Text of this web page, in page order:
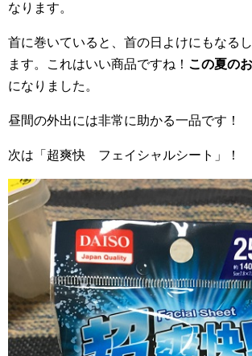
なります。
首に巻いていると、首の日よけにもなる
ます。これはいい商品ですね！ この夏の
になりました。
昼間の外出には非常に助かる一品です！
次は「超爽快 フェイシャルシート」！